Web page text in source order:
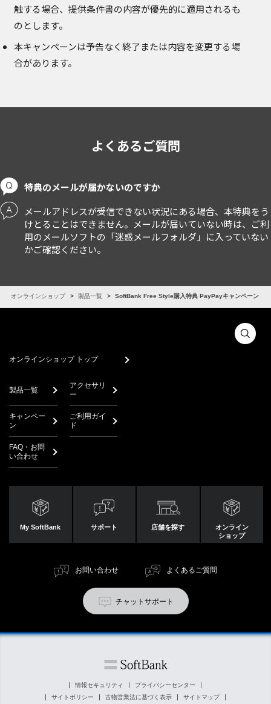
触する場合、提供条件書の内容が優先的に適用されるも
のとします。
本キャンペーンは予告なく終了または内容を変更する場
合があります。
よくあるご質問
特典のメールが届かないのですか
メールアドレスが受信できない状況にある場合、本特典をう
けとることはできません。メールが届いていない時は、ご利
⽤のメールソフトの「迷惑メールフォルダ」に⼊っていない
かご確認ください。
オンラインショップ 製品一覧 SoftBank Free Style購入特典 PayPayキャンペーン
オンラインショップ トップ
製品一覧
アクセサリ
ー
キャンペー
ン
ご利用ガイ
ド
FAQ・お問
い合わせ
My SoftBank サポート 店舗を探す
オンライン
ショップ
お問い合わせ よくあるご質問
チャットサポート
情報セキュリティ
プライバシーセンター
サイトポリシー
古物営業法に基づく表示 サイトマップ